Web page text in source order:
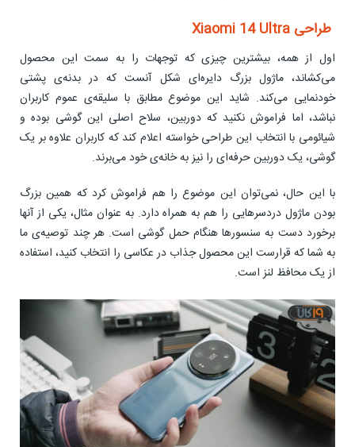
طراحی Xiaomi 14 Ultra
اول از همه، بیشترین چیزی که توجهات را به سمت این محصول
می‌کشاند، ماژول بزرگ دایره‌ای شکل آنست که در بدنه‌ی پشتی
خودنمایی می‌کند. شاید این موضوع مطابق با سلیقه‌ی عموم کاربران
نباشد، اما فراموش نکنید که دوربین، سلاح اصلی این گوشی بوده و
شیائومی با انتخاب این طراحی خواسته اعلام کند که کاربران علاوه بر یک
گوشی، یک دوربین حرفه‌ای را نیز به خانه‌ی خود می‌برند.
با این حال، نمی‌توان این موضوع را هم فراموش کرد که همین بزرگ
بودن ماژول دردسرهایی را هم به همراه دارد. به عنوان مثال، یکی از آنها
برخورد دست به سنسورها هنگام حمل گوشی است. هر چند توصیه‌ی ما
به شما که قرارست این محصول جذاب در عکاسی را انتخاب کنید، استفاده
از یک محافظ لنز است.